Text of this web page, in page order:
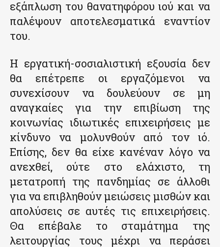
εξάπλωση του θανατηφόρου ιού και να
παλέψουν αποτελεσματικά εναντίον
του.
Η εργατική-σοσιαλιστική εξουσία δεν
θα επέτρεπε οι εργαζόμενοι να
συνεχίσουν να δουλεύουν σε μη
αναγκαίες για την επιβίωση της
κοινωνίας ιδιωτικές επιχειρήσεις με
κίνδυνο να μολυνθούν από τον ιό.
Επίσης, δεν θα είχε κανέναν λόγο να
ανεχθεί, ούτε στο ελάχιστο, τη
μετατροπή της πανδημίας σε άλλοθι
για να επιβληθούν μειώσεις μισθών και
απολύσεις σε αυτές τις επιχειρήσεις.
Θα επέβαλε το σταμάτημα της
λειτουργίας τους μέχρι να περάσει